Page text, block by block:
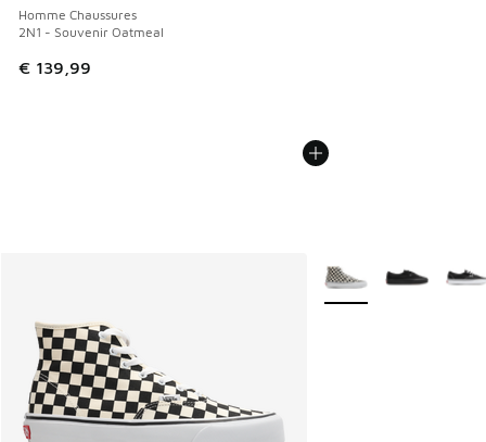
Homme Chaussures
2N1 - Souvenir Oatmeal
€ 139,99
Plus de couleurs